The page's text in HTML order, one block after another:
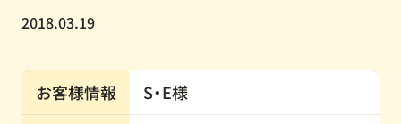
2018.03.19
お客様情報
S・E様